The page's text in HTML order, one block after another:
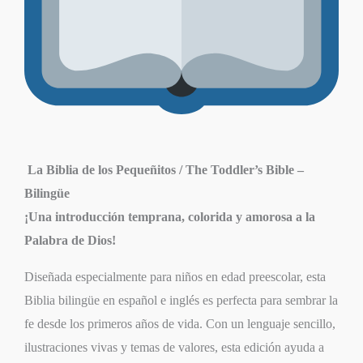
La Biblia de los Pequeñitos / The Toddler’s Bible –
Bilingüe
¡Una introducción temprana, colorida y amorosa a la
Palabra de Dios!
Diseñada especialmente para niños en edad preescolar, esta
Biblia bilingüe en español e inglés es perfecta para sembrar la
fe desde los primeros años de vida. Con un lenguaje sencillo,
ilustraciones vivas y temas de valores, esta edición ayuda a